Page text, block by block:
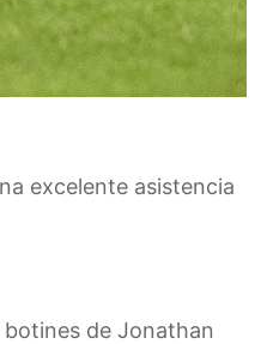
excelente asistencia
de Jonathan